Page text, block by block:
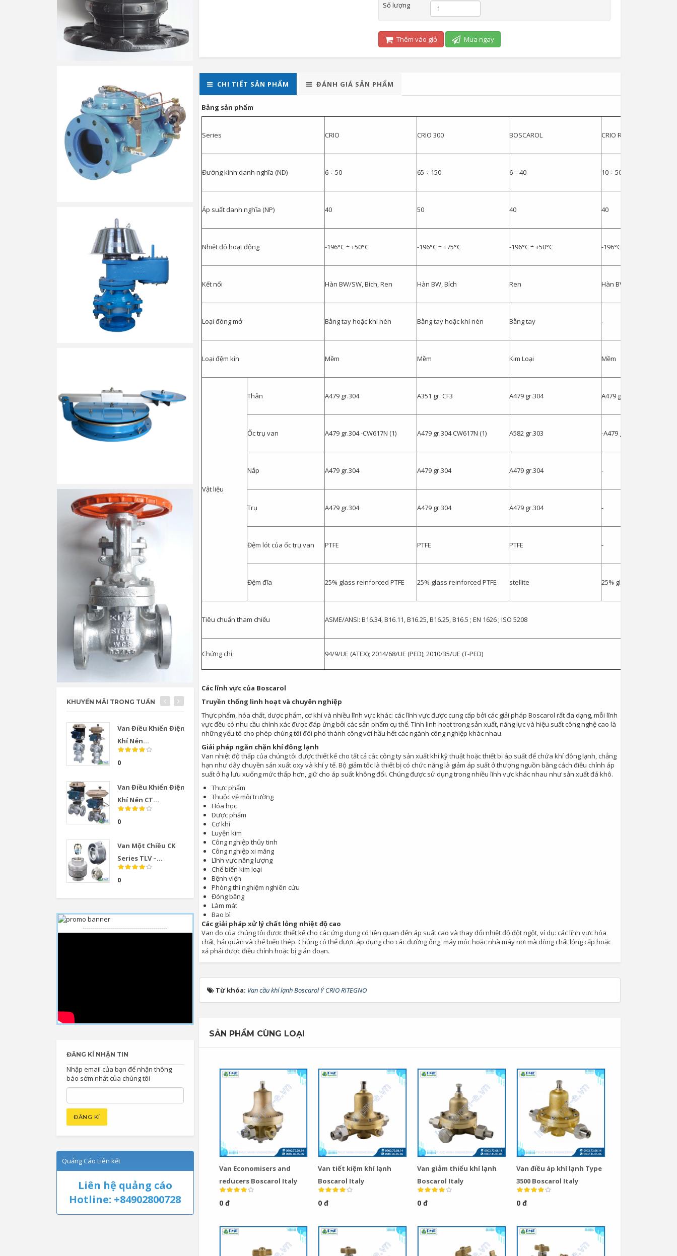
Số lượng
Thêm vào giỏ Mua ngay
CHI TIẾT SẢN PHẨM ĐÁNH GIÁ SẢN PHẨM
Bảng sản phẩm
Series CRIO CRIO 300 BOSCAROL CRIO RITEGNO
Đường kính danh nghĩa (ND) 6 ÷ 50 65 ÷ 150 6 ÷ 40 10 ÷ 50
Áp suất danh nghĩa (NP) 40 50 40 40
Nhiệt độ hoạt động -196°C ÷ +50°C -196°C ÷ +75°C -196°C ÷ +50°C -196°C ÷ +50°C
Kết nối Hàn BW/SW, Bích, Ren Hàn BW, Bích Ren Hàn BW/SW, Bích, Ren
Loại đóng mở Bằng tay hoặc khí nén Bằng tay hoặc khí nén Bằng tay -
Loại đệm kín Mềm Mềm Kim Loại Mềm
Vật liệu
Thân A479 gr.304 A351 gr. CF3 A479 gr.304 A479 gr.304
Ốc trụ van A479 gr.304 -CW617N (1) A479 gr.304 CW617N (1) A582 gr.303 -A479 gr.304 -CW617N (1)
Nắp A479 gr.304 A479 gr.304 A479 gr.304 -
Trụ A479 gr.304 A479 gr.304 A479 gr.304 -
Đệm lót của ốc trụ van PTFE PTFE PTFE -
Đệm đĩa 25% glass reinforced PTFE 25% glass reinforced PTFE stellite 25% glass reinforced
Tiêu chuẩn tham chiếu ASME/ANSI: B16.34, B16.11, B16.25, B16.25, B16.5 ; EN 1626 ; ISO 5208
Chứng chỉ 94/9/UE (ATEX); 2014/68/UE (PED); 2010/35/UE (T-PED)
Các lĩnh vực của Boscarol
Truyền thống linh hoạt và chuyên nghiệp
Thực phẩm, hóa chất, dược phẩm, cơ khí và nhiều lĩnh vực khác: các lĩnh vực được cung cấp bởi các giải pháp Boscarol rất đa dạng, mỗi lĩnh
vực đều có nhu cầu chính xác được đáp ứng bởi các sản phẩm cụ thể. Tính linh hoạt trong sản xuất, năng lực và hiệu suất công nghệ cao là
những yếu tố cho phép chúng tôi đối phó thành công với hầu hết các ngành công nghiệp khác nhau.
Giải pháp ngăn chặn khí đông lạnh
Van nhiệt độ thấp của chúng tôi được thiết kế cho tất cả các công ty sản xuất khí kỹ thuật hoặc thiết bị áp suất để chứa khí đông lạnh, chẳng
hạn như dây chuyền sản xuất oxy và khí y tế. Bộ giảm tốc là thiết bị có chức năng là giảm áp suất ở thượng nguồn bằng cách điều chỉnh áp
suất ở hạ lưu xuống mức thấp hơn, giữ cho áp suất không đổi. Chúng được sử dụng trong nhiều lĩnh vực khác nhau như sản xuất đá khô.
Thực phẩm
Thuộc về môi trường
Hóa học
Dược phẩm
Cơ khí
Luyện kim
Công nghiệp thủy tinh
Công nghiệp xi măng
Lĩnh vực năng lượng
Chế biến kim loại
Bệnh viện
Phòng thí nghiệm nghiên cứu
Đóng băng
Làm mát
Bao bì
Các giải pháp xử lý chất lỏng nhiệt độ cao
Van đo của chúng tôi được thiết kế cho các ứng dụng có liên quan đến áp suất cao và thay đổi nhiệt độ đột ngột, ví dụ: các lĩnh vực hóa
chất, hải quân và chế biến thép. Chúng có thể được áp dụng cho các đường ống, máy móc hoặc nhà máy nơi mà dòng chất lỏng cấp hoặc
xả phải được điều chỉnh hoặc bị gián đoạn.
Từ khóa: Van cầu khí lạnh Boscarol Ý CRIO RITEGNO
SẢN PHẨM CÙNG LOẠI
Van Economisers and
reducers Boscarol Italy
0 đ
Van tiết kiệm khí lạnh
Boscarol Italy
0 đ
Van giảm thiểu khí lạnh
Boscarol Italy
0 đ
Van điều áp khí lạnh Type
3500 Boscarol Italy
0 đ
KHUYẾN MÃI TRONG TUẦN
Van Điều Khiển Điện
Khí Nén...
0
Van Điều Khiển Điện
Khí Nén CT...
0
Van Một Chiều CK
Series TLV –...
0
Bơm Thu Hồi Nước
0
Bơm Thu Hồi Nước
Ngưng Chân...
Bơm Thu Hồi Nước
Ngưng TLV...
0
Van Giảm Áp Hơi TLV
0
Van Cầu Ống Xếp
TLV BE1 –...
0
------------------------------------------
ĐĂNG KÍ NHẬN TIN
Nhập email của bạn để nhận thông
báo sớm nhất của chúng tôi
Quảng Cáo Liên kết
Liên hệ quảng cáo
Hotline: +84902800728